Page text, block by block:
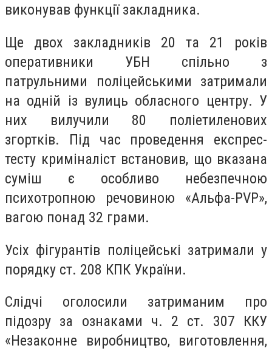
виконував функції закладника.
Ще двох закладників 20 та 21 років
оперативники УБН спільно з
патрульними поліцейськими затримали
на одній із вулиць обласного центру. У
них вилучили 80 поліетиленових
згортків. Під час проведення експрес-
тесту криміналіст встановив, що вказана
суміш є особливо небезпечною
психотропною речовиною «Альфа-PVP»,
вагою понад 32 грами.
Усіх фігурантів поліцейські затримали у
порядку ст. 208 КПК України.
Слідчі оголосили затриманим про
підозру за ознаками ч. 2 ст. 307 ККУ
«Незаконне виробництво, виготовлення,